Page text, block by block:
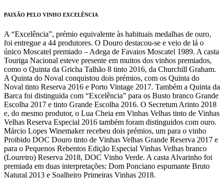
PAIXÃO PELO VINHO EXCELÊNCIA
A “Excelência”, prémio equivalente às habituais medalhas de ouro,
foi entregue a 44 produtores. O Douro destacou-se e veio de lá o
único Moscatel premiado – Adega de Favaios Moscatel 1989. A casta
Touriga Nacional esteve presente em muitos dos vinhos premiados,
como o Quinta da Gricha Talhão 8 tinto 2016, da Churchill Graham.
A Quinta do Noval conquistou dois prémios, com os Quinta do
Noval tinto Reserva 2016 e Porto Vintage 2017. Também a Quinta da
Barca foi distinguida com “Excelência” para os Busto branco Grande
Escolha 2017 e tinto Grande Escolha 2016. O Secretum Arinto 2018
e, do mesmo produtor, o Lua Cheia em Vinhas Velhas tinto de Vinhas
Velhas Reserva Especial 2016 também foram distinguidos com ouro.
Márcio Lopes Winemaker recebeu dois prémios, um para o vinho
Proibido DOC Douro tinto de Vinhas Velhas Grande Reserva 2017 e
para o Pequenos Rebentos Edição Especial Vinhas Velhas branco
(Loureiro) Reserva 2018, DOC Vinho Verde. A casta Alvarinho foi
premiada em duas interpretações: Dom Ponciano espumante Bruto
Natural 2013 e Soalheiro Primeiras Vinhas 2018.